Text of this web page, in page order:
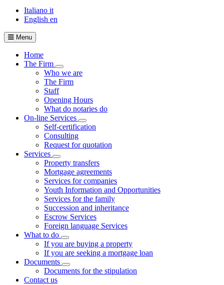
Italiano it
English en
Menu
Home
The Firm
Visualizza menù di secondo livello
Who we are
The Firm
Staff
Opening Hours
What do notaries do
On-line Services
Visualizza menù di secondo livello
Self-certification
Consulting
Request for quotation
Services
Visualizza menù di secondo livello
Property transfers
Mortgage agreements
Services for companies
Youth Information and Opportunities
Services for the family
Succession and inheritance
Escrow Services
Foreign language Services
What to do
Visualizza menù di secondo livello
If you are buying a property
If you are seeking a mortgage loan
Documents
Visualizza menù di secondo livello
Documents for the stipulation
Contact us